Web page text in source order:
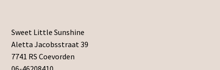
Sweet Little Sunshine
Aletta Jacobsstraat 39
7741 RS Coevorden